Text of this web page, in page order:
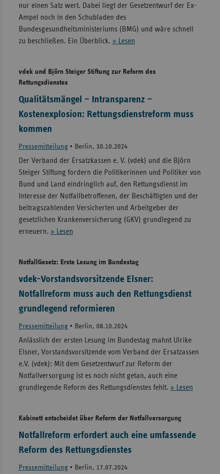
nur einen Satz wert. Dabei liegt der Gesetzentwurf der Ex-
Ampel noch in den Schubladen des
Bundesgesundheitsministeriums (BMG) und wäre schnell
zu beschließen. Ein Überblick. » Lesen
vdek und Björn Steiger Stiftung zur Reform des
Rettungsdienstes
Qualitätsmängel – Intransparenz –
Kostenexplosion: Rettungsdienstreform muss
kommen
Pressemitteilung• Berlin, 30.10.2024
Der Verband der Ersatzkassen e. V. (vdek) und die Björn
Steiger Stiftung fordern die Politikerinnen und Politiker von
Bund und Land eindringlich auf, den Rettungsdienst im
Interesse der Notfallbetroffenen, der Beschäftigten und der
beitragszahlenden Versicherten und Arbeitgeber der
gesetzlichen Krankenversicherung (GKV) grundlegend zu
erneuern. » Lesen
NotfallGesetz: Erste Lesung im Bundestag
vdek-Vorstandsvorsitzende Elsner:
Notfallreform muss auch den Rettungsdienst
grundlegend reformieren
Pressemitteilung• Berlin, 08.10.2024
Anlässlich der ersten Lesung im Bundestag mahnt Ulrike
Elsner, Vorstandsvorsitzende vom Verband der Ersatzassen
e.V. (vdek): Mit dem Gesetzentwurf zur Reform der
Notfallversorgung ist es noch nicht getan, auch eine
grundlegende Reform des Rettungsdienstes fehlt. » Lesen
Kabinett entscheidet über Reform der Notfallversorgung
Notfallreform erfordert auch eine umfassende
Reform des Rettungsdienstes
Pressemitteilung• Berlin, 17.07.2024